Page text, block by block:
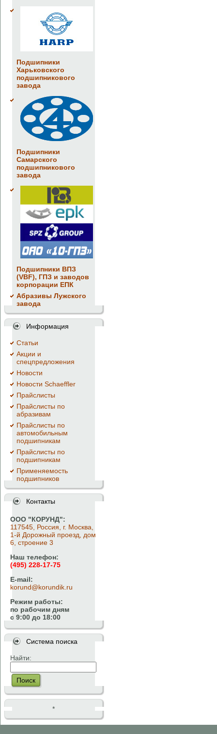
Подшипники
Харьковского
подшипникового
завода
Подшипники
Самарского
подшипникового
завода
Подшипники ВПЗ
(VBF), ГПЗ и заводов
корпорации ЕПК
Абразивы Лужского
завода
Информация
Cтатьи
Акции и
спецпредложения
Новости
Новости Schaeffler
Прайслисты
Прайслисты по
абразивам
Прайслисты по
автомобильным
подшипникам
Прайслисты по
подшипникам
Применяемость
подшипников
Контакты
ООО "КОРУНД":
117545, Россия, г. Москва,
1-й Дорожный проезд, дом
6, строение 3
Наш телефон:
(495) 228-17-75
E-mail:
korund@korundik.ru
Режим работы:
по рабочим дням
с 9:00 до 18:00
Система поиска
Найти:
Поиск
*